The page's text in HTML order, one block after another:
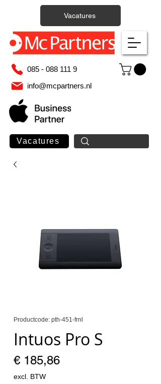
085 - 088 111 9
info@mcpartners.nl
Vacatures
Vacatures
Productcode: pth-451-frnl
Intuos Pro S
€ 185,86Prijs
excl. BTW